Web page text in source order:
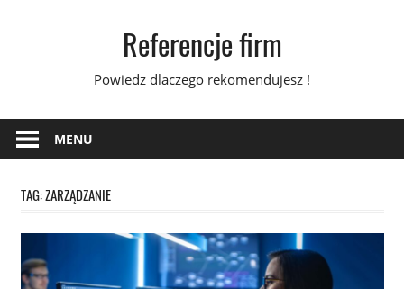
Referencje firm
Powiedz dlaczego rekomendujesz !
MENU
TAG:ZARZĄDZANIE